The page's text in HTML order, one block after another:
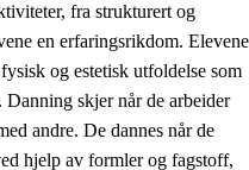
fra strukturert og
en erfaringsrikdom. Elevene
og estetisk utfoldelse som
Danning skjer når de arbeider
andre. De dannes når de
hjelp av formler og fagstoff,